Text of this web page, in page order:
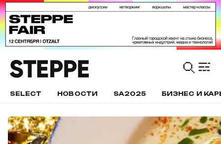
SELECT НОВОСТИ SA2025 БИЗНЕС И